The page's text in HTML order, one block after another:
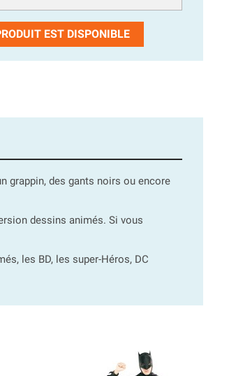
EST DISPONIBLE
grappin, des gants noirs ou encore
dessins animés. Si vous
les BD, les super-Héros, DC